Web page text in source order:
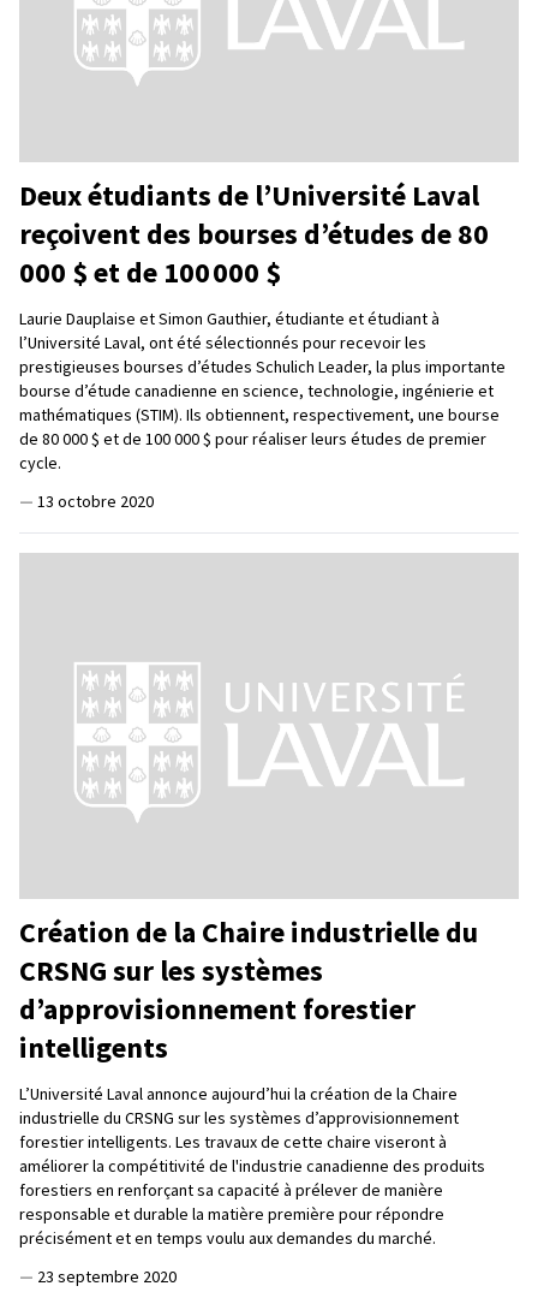
Deux étudiants de l’Université Laval
reçoivent des bourses d’études de 80
000 $ et de 100 000 $
Laurie Dauplaise et Simon Gauthier, étudiante et étudiant à
l’Université Laval, ont été sélectionnés pour recevoir les
prestigieuses bourses d’études Schulich Leader, la plus importante
bourse d’étude canadienne en science, technologie, ingénierie et
mathématiques (STIM). Ils obtiennent, respectivement, une bourse
de 80 000 $ et de 100 000 $ pour réaliser leurs études de premier
cycle.
— 13 octobre 2020
Création de la Chaire industrielle du
CRSNG sur les systèmes
d’approvisionnement forestier
intelligents
L’Université Laval annonce aujourd’hui la création de la Chaire
industrielle du CRSNG sur les systèmes d’approvisionnement
forestier intelligents. Les travaux de cette chaire viseront à
améliorer la compétitivité de l'industrie canadienne des produits
forestiers en renforçant sa capacité à prélever de manière
responsable et durable la matière première pour répondre
précisément et en temps voulu aux demandes du marché.
— 23 septembre 2020